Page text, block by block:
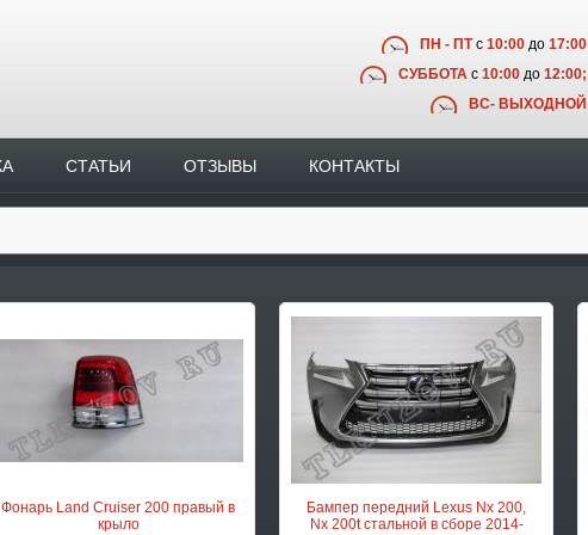
ПН - ПТс 10:00до 17:00
СУББОТАс 10:00до 12:00;
ВС- ВЫХОДНОЙ
СТАТЬИ ОТЗЫВЫ КОНТАКТЫ
Фонарь Land Cruiser 200 правый в
крыло
Бампер передний Lexus Nx 200,
Nx 200t стальной в сборе 2014-